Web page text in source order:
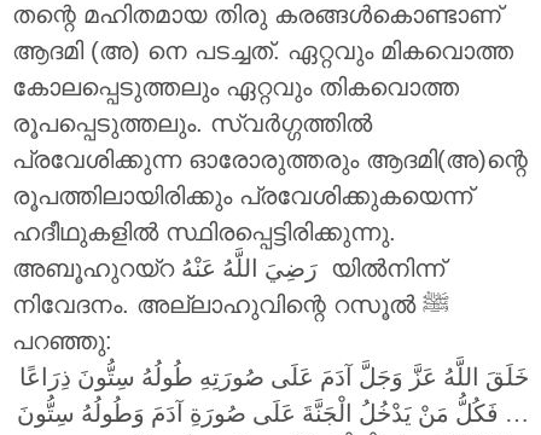
തന്റെ മഹിതമായ തിരു കരങ്ങൾകൊണ്ടാണ്
ആദമി (അ) നെ പടച്ചത്. ഏറ്റവും മികവൊത്ത
കോലപ്പെടുത്തലും ഏറ്റവും തികവൊത്ത
രൂപപ്പെടുത്തലും. സ്വർഗ്ഗത്തിൽ
പ്രവേശിക്കുന്ന ഓരോരുത്തരും ആദമി(അ)ന്റെ
രൂപത്തിലായിരിക്കും പ്രവേശിക്കുകയെന്ന്
ഹദീഥുകളിൽ സ്ഥിരപ്പെട്ടിരിക്കുന്നു.
അബൂഹുറയ്റ
യിൽനിന്ന്
നിവേദനം. അല്ലാഹുവിന്റെ റസൂൽ ‎ﷺ
പറഞ്ഞു:
خَلَقَ اللَّهُ عَزَّ وَجَلَّ آدَمَ عَلَى صُورَتِهِ طُولُهُ سِتُّونَ ذِرَاعًا
… فَكُلُّ مَنْ يَدْخُلُ الْجَنَّةَ عَلَى صُورَةِ آدَمَ وَطُولُهُ سِتُّونَ